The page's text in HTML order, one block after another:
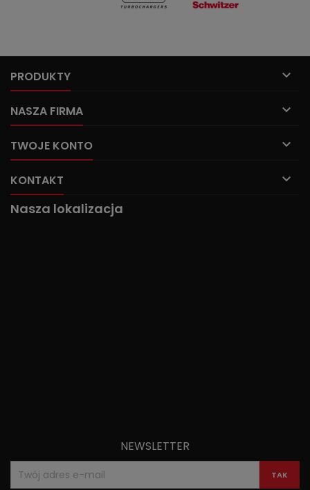
PRODUKTY 
NASZA FIRMA 
TWOJE KONTO 
KONTAKT 
Nasza lokalizacja
NEWSLETTER